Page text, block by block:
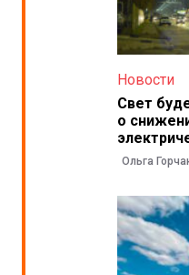
Новости
Свет
о
Ольга